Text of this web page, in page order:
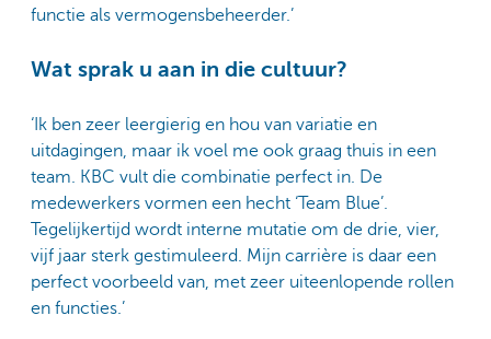
functie als vermogensbeheerder.’
Wat sprak u aan in die cultuur?
‘Ik ben zeer leergierig en hou van variatie en
uitdagingen, maar ik voel me ook graag thuis in een
team. KBC vult die combinatie perfect in. De
medewerkers vormen een hecht ‘Team Blue’.
Tegelijkertijd wordt interne mutatie om de drie, vier,
vijf jaar sterk gestimuleerd. Mijn carrière is daar een
perfect voorbeeld van, met zeer uiteenlopende rollen
en functies.’